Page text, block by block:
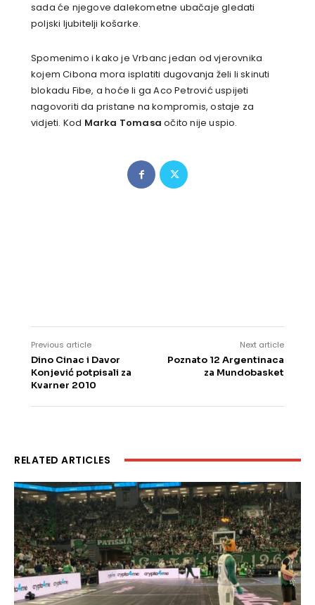
sada će njegove dalekometne ubačaje gledati
poljski ljubitelji košarke.
Spomenimo i kako je Vrbanc jedan od vjerovnika
kojem Cibona mora isplatiti dugovanja želi li skinuti
blokadu Fibe, a hoće li ga Aco Petrović uspijeti
nagovoriti da pristane na kompromis, ostaje za
vidjeti. Kod Marka Tomasa očito nije uspio.
Previous article
Dino Cinac i Davor
Konjević potpisali za
Kvarner 2010
Next article
Poznato 12 Argentinaca
za Mundobasket
RELATED ARTICLES